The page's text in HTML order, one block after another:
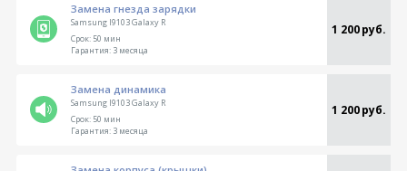
Замена гнезда зарядки
Samsung I9103 Galaxy R 1 200 руб.
Срок:50 мин
Гарантия:3 месяца
Замена динамика
Samsung I9103 Galaxy R 1 200 руб.
Срок:50 мин
Гарантия:3 месяца